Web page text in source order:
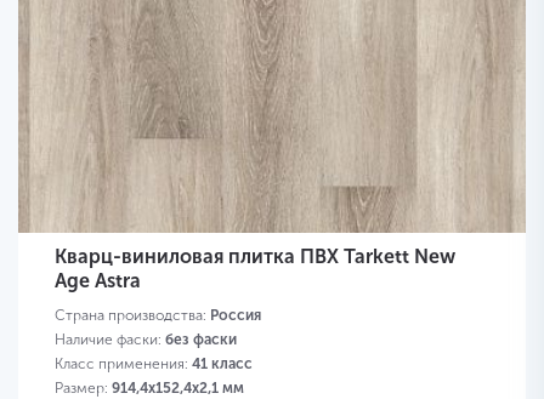
Кварц-виниловая плитка ПВХ Tarkett New
Age Astra
Страна производства: Россия
Наличие фаски: без фаски
Класс применения: 41 класс
Размер: 914,4х152,4х2,1 мм